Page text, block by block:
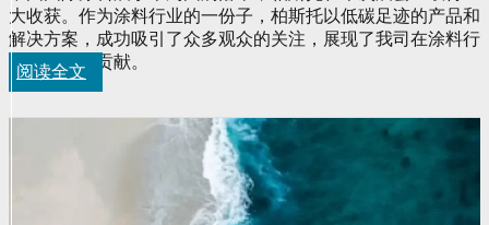
大收获。作为涂料行业的一份子，柏斯托以低碳足迹的产品和
解决方案，成功吸引了众多观众的关注，展现了我司在涂料行
业的可持续贡献。
阅读全文